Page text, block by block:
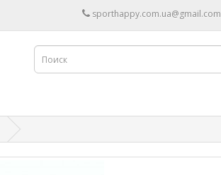
sporthappy.com.ua@gmail.com